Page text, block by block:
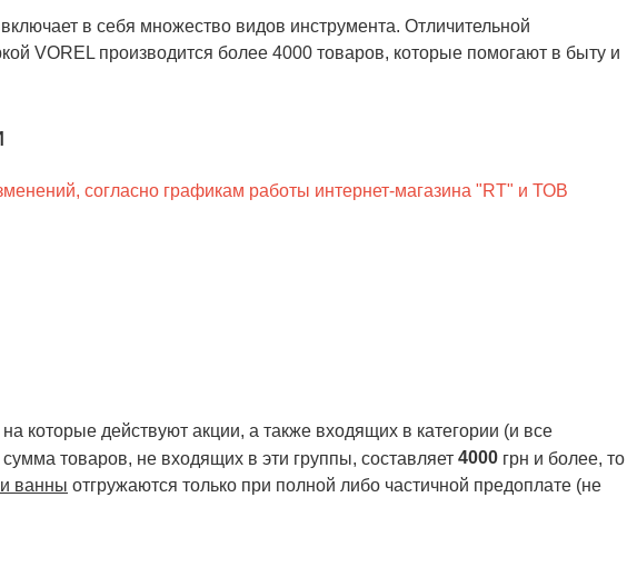
в себя множество видов инструмента. Отличительной
VOREL производится более 4000 товаров, которые помогают в быту и
согласно графикам работы интернет-магазина "RT" и ТОВ
которые действуют акции, а также входящих в категории (и все
сумма товаров, не входящих в эти группы, составляет 4000 грн и более, то
ванны отгружаются только при полной либо частичной предоплате (не